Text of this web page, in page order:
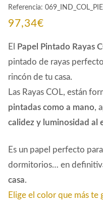
Referencia:
97,34€
El Papel Pintado Rayas
pintado de rayas
rincón de tu casa.
Las Rayas COL, están
pintadas como a mano,
calidez y luminosidad al
Es un papel perfecto
dormitorios… en
casa.
Elige el color que más te